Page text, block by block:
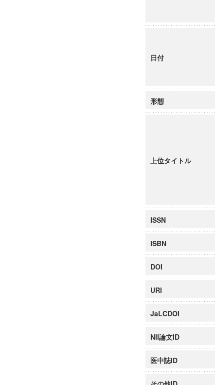
日付
形態
上位タイトル
ISSN
ISBN
DOI
URI
JaLCDOI
NII論文ID
医中誌ID